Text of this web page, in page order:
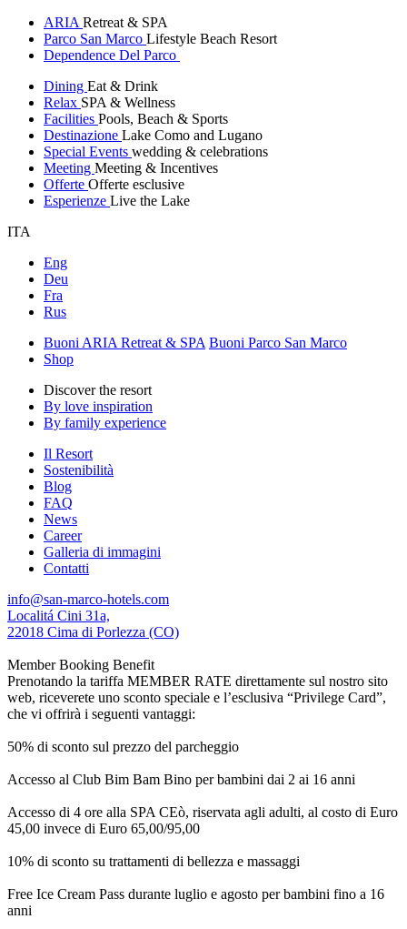
ARIA Retreat & SPA
Parco San Marco Lifestyle Beach Resort
Dependence Del Parco
Dining Eat & Drink
Relax SPA & Wellness
Facilities Pools, Beach & Sports
Destinazione Lake Como and Lugano
Special Events wedding & celebrations
Meeting Meeting & Incentives
Offerte Offerte esclusive
Esperienze Live the Lake
ITA
Eng
Deu
Fra
Rus
Buoni ARIA Retreat & SPA Buoni Parco San Marco
Shop
Discover the resort
By love inspiration
By family experience
Il Resort
Sostenibilità
Blog
FAQ
News
Career
Galleria di immagini
Contatti
info@san-marco-hotels.com
Localitá Cini 31a,
22018 Cima di Porlezza (CO)
Member Booking Benefit
Prenotando la tariffa MEMBER RATE direttamente sul nostro sito
web, riceverete uno sconto speciale e l’esclusiva “Privilege Card”,
che vi offrirà i seguenti vantaggi:
50% di sconto sul prezzo del parcheggio
Accesso al Club Bim Bam Bino per bambini dai 2 ai 16 anni
Accesso di 4 ore alla SPA CEò, riservata agli adulti, al costo di Euro
45,00 invece di Euro 65,00/95,00
10% di sconto su trattamenti di bellezza e massaggi
Free Ice Cream Pass durante luglio e agosto per bambini fino a 16
anni